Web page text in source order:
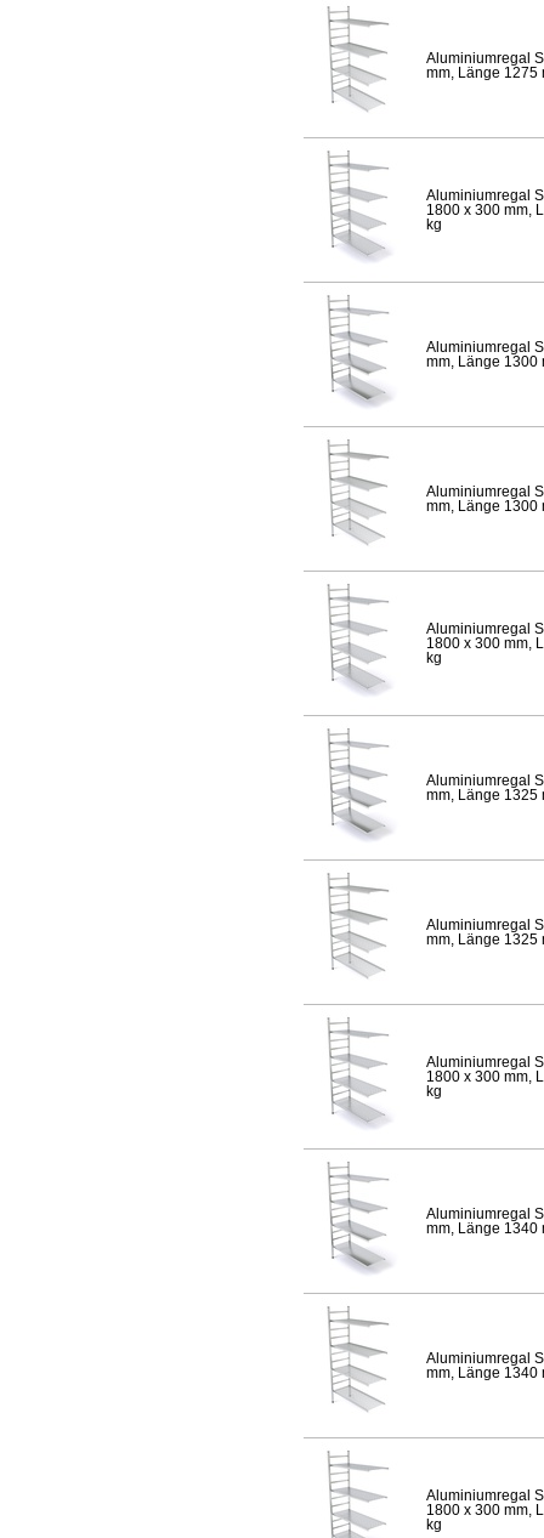
Aluminiumregal
mm, Länge 1275
Aluminiumregal
1800 x 300 mm,
kg
Aluminiumregal
mm, Länge 1300
Aluminiumregal
mm, Länge 1300
Aluminiumregal
1800 x 300 mm,
kg
Aluminiumregal
mm, Länge 1325
Aluminiumregal
mm, Länge 1325
Aluminiumregal
1800 x 300 mm,
kg
Aluminiumregal
mm, Länge 1340
Aluminiumregal
mm, Länge 1340
Aluminiumregal
1800 x 300 mm,
kg